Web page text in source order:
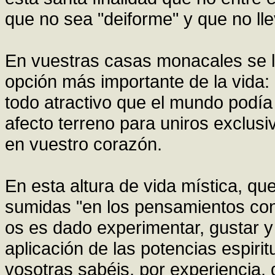
que no sea "deiforme" y que no
En vuestras casas monacales
opción más importante de la
todo atractivo que el mundo
afecto terreno para uniros
en vuestro corazón.
En esta altura de vida mística,
sumidas "en los pensamientos
os es dado experimentar, gustar
aplicación de las potencias
vosotras sabéis, por experiencia,